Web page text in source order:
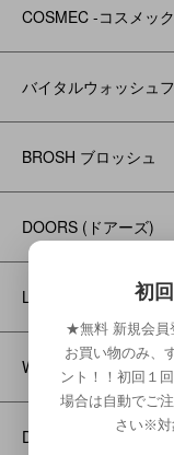
COSMEC -コスメッ
バイタルウォッシュ
BROSH ブロッシュ
DOORS (ドアーズ)
Little Scientist - リト
WAHL-ウォール-
DULTON ダルトン
初
★無料 新規会員
お買い物のみ、
ント！！初回１
場合は自動でご
さい※対